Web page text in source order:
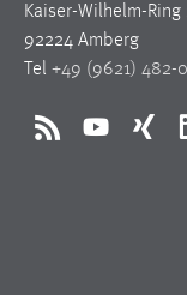
Kaiser-Wilhelm-Ring
92224 Amberg
Tel +49 (9621) 482-0
RSS YouTubeXing
Zweck: